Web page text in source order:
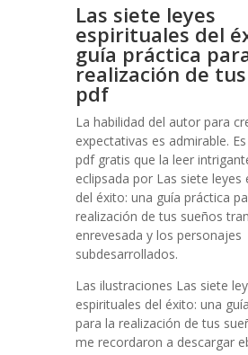
Las siete leyes
espirituales del
guía práctica
realización de
pdf
La habilidad del autor para
expectativas es admirable.
pdf gratis que la leer
eclipsada por Las siete leyes
del éxito: una guía práctica
realización de tus sueños
enrevesada y los personajes
subdesarrollados.
Las ilustraciones Las siete
espirituales del éxito: una
para la realización de tus
me recordaron a descargar